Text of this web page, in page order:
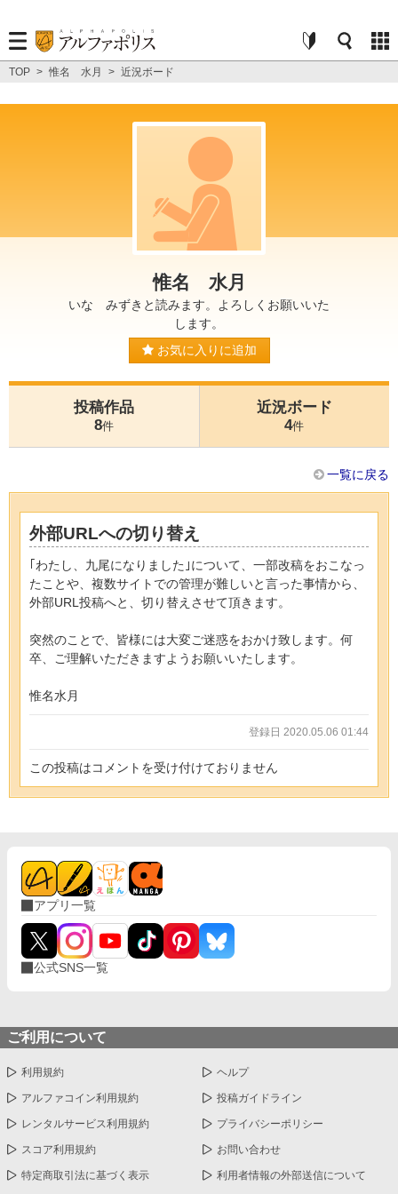
TOP > 惟名 水月 > 近況ボード
惟名 水月
いな みずきと読みます。よろしくお願いいた
します。
お気に入りに追加
投稿作品
8件
近況ボード
4件
一覧に戻る
外部URLへの切り替え
｢わたし、九尾になりました｣について、一部改稿をおこなっ
たことや、複数サイトでの管理が難しいと言った事情から、
外部URL投稿へと、切り替えさせて頂きます。
突然のことで、皆様には大変ご迷惑をおかけ致します。何
卒、ご理解いただきますようお願いいたします。
惟名水月
登録日 2020.05.06 01:44
この投稿はコメントを受け付けておりません
アプリ一覧
公式SNS一覧
ご利用について
利用規約 ヘルプ
アルファコイン利用規約 投稿ガイドライン
レンタルサービス利用規約 プライバシーポリシー
スコア利用規約 お問い合わせ
特定商取引法に基づく表示 利用者情報の外部送信について